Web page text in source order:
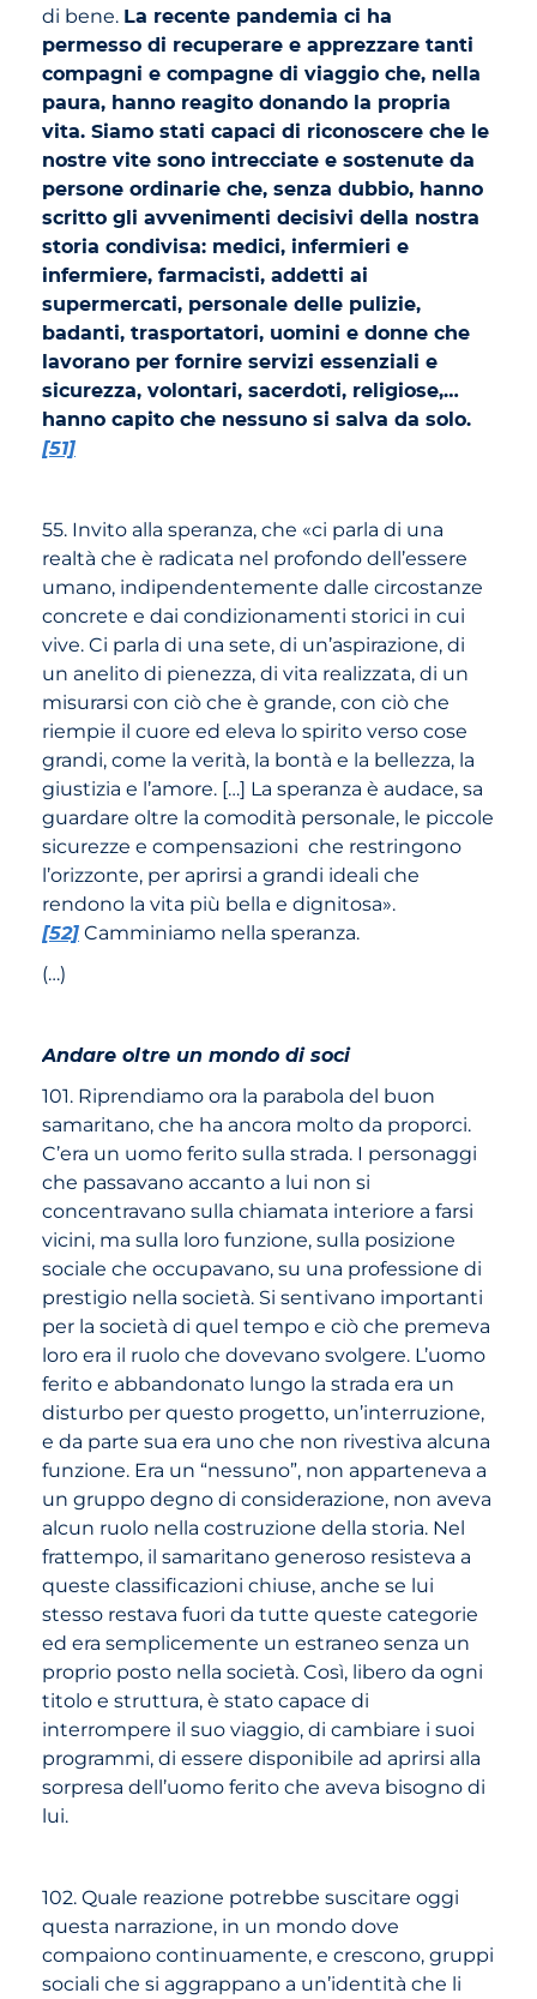
di bene. La recente pandemia ci ha
permesso di recuperare e apprezzare tanti
compagni e compagne di viaggio che, nella
paura, hanno reagito donando la propria
vita. Siamo stati capaci di riconoscere che le
nostre vite sono intrecciate e sostenute da
persone ordinarie che, senza dubbio, hanno
scritto gli avvenimenti decisivi della nostra
storia condivisa: medici, infermieri e
infermiere, farmacisti, addetti ai
supermercati, personale delle pulizie,
badanti, trasportatori, uomini e donne che
lavorano per fornire servizi essenziali e
sicurezza, volontari, sacerdoti, religiose,…
hanno capito che nessuno si salva da solo.
[51]
55. Invito alla speranza, che «ci parla di una
realtà che è radicata nel profondo dell’essere
umano, indipendentemente dalle circostanze
concrete e dai condizionamenti storici in cui
vive. Ci parla di una sete, di un’aspirazione, di
un anelito di pienezza, di vita realizzata, di un
misurarsi con ciò che è grande, con ciò che
riempie il cuore ed eleva lo spirito verso cose
grandi, come la verità, la bontà e la bellezza, la
giustizia e l’amore. […] La speranza è audace, sa
guardare oltre la comodità personale, le piccole
sicurezze e compensazioni che restringono
l’orizzonte, per aprirsi a grandi ideali che
rendono la vita più bella e dignitosa».
[52]Camminiamo nella speranza.
(…)
Andare oltre un mondo di soci
101. Riprendiamo ora la parabola del buon
samaritano, che ha ancora molto da proporci.
C’era un uomo ferito sulla strada. I personaggi
che passavano accanto a lui non si
concentravano sulla chiamata interiore a farsi
vicini, ma sulla loro funzione, sulla posizione
sociale che occupavano, su una professione di
prestigio nella società. Si sentivano importanti
per la società di quel tempo e ciò che premeva
loro era il ruolo che dovevano svolgere. L’uomo
ferito e abbandonato lungo la strada era un
disturbo per questo progetto, un’interruzione,
e da parte sua era uno che non rivestiva alcuna
funzione. Era un “nessuno”, non apparteneva a
un gruppo degno di considerazione, non aveva
alcun ruolo nella costruzione della storia. Nel
frattempo, il samaritano generoso resisteva a
queste classificazioni chiuse, anche se lui
stesso restava fuori da tutte queste categorie
ed era semplicemente un estraneo senza un
proprio posto nella società. Così, libero da ogni
titolo e struttura, è stato capace di
interrompere il suo viaggio, di cambiare i suoi
programmi, di essere disponibile ad aprirsi alla
sorpresa dell’uomo ferito che aveva bisogno di
lui.
102. Quale reazione potrebbe suscitare oggi
questa narrazione, in un mondo dove
compaiono continuamente, e crescono, gruppi
sociali che si aggrappano a un’identità che li